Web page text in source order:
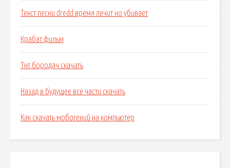
Текст песни dredd время лечит но убивает
Крабат фильм
Тнт бородач скачать
Назад в будущее все части скачать
Как скачать мобогений на компьютер